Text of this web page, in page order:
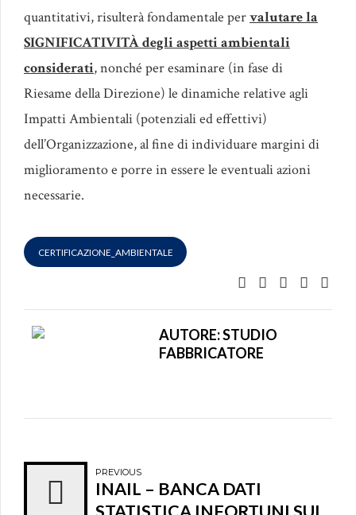
quantitativi, risulterà fondamentale pervalutare la
SIGNIFICATIVITÀ degli aspetti ambientali
considerati, nonché per esaminare (in fase di
Riesame della Direzione) le dinamiche relative agli
Impatti Ambientali (potenziali ed effettivi)
dell’Organizzazione, al fine di individuare margini di
miglioramento e porre in essere le eventuali azioni
necessarie.
CERTIFICAZIONE_AMBIENTALE
AUTORE: STUDIO
FABBRICATORE
PREVIOUS
INAIL – BANCA DATI